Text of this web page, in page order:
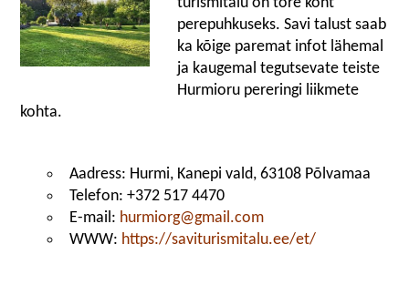
perepuhkuseks. Savi talust saab
ka kõige paremat infot lähemal
ja kaugemal tegutsevate teiste
Hurmioru pereringi liikmete
kohta.
Aadress: Hurmi, Kanepi vald, 63108 Põlvamaa
Telefon: +372 517 4470
E-mail: hurmiorg@gmail.com
WWW: https://saviturismitalu.ee/et/